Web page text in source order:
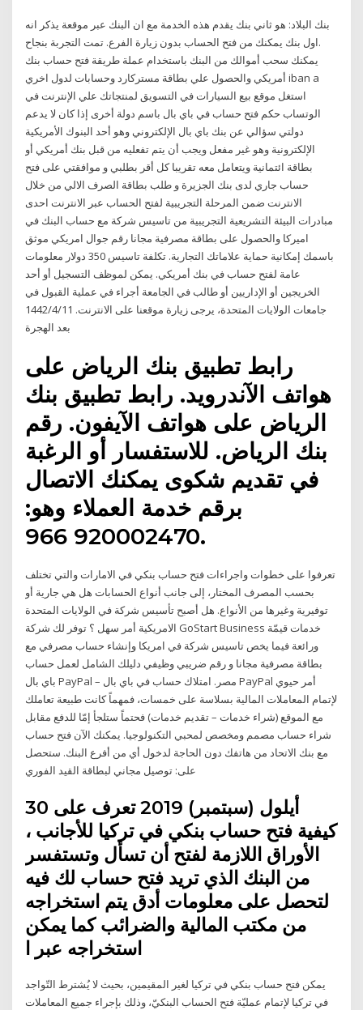
بنك البلاد: هو ثاني بنك يقدم هذه الخدمة مع ان البنك عبر موقعة يذكر انه
اول بنك يمكنك من فتح الحساب بدون زيارة الفرع. تمت التجربة بنجاح.
يمكنك سحب أموالك من البنك باستخدام عملة طريقة فتح حساب بنك
أمريكي والحصول علي بطاقة مستركارد وحسابات لدول اخري iban a
استغل موقع بيع السيارات في التسويق لمنتجاتك علي الإنترنت في
الوتساب حكم فتح حساب في باي بال باسم دولة أخرى إذا كان لا يدعم
دولتي سؤالي عن بنك باي بال الإلكتروني وهو أحد البنوك الأمريكية
الإلكترونية وهو غير مفعل ويجب أن يتم تفعليه من قبل بنك أمريكي أو
بطاقة ائتمانية ويتعامل معه تقريبا كل أقر بطلبي و موافقتي على فتح
حساب جاري لدى بنك الجزيرة و طلب بطاقة الصرف الالي من خلال
الانترنت ضمن المرحلة التجريبية لفتح الحساب عبر الانترنت احدى
مبادرات البيئة التشريعية التجريبية من تاسيس شركة مع حساب البنك في
اميركا والحصول على بطاقة مصرفية مجانا رقم جوال امريكي موثق
باسمك إمكانية حماية علاماتك التجارية. تكلفة تاسيس 350 دولار معلومات
عامة لفتح حساب في بنك أمريكي. يمكن لموظف التسجيل أو أحد
الخريجين أو الإداريين أو طالب في الجامعة أجراء في عملية القبول في
جامعات الولايات المتحدة، يرجى زيارة موقعنا على الانترنت. 11‏‏/4‏‏/1442
بعد الهجرة
رابط تطبيق بنك الرياض على
هواتف الآندرويد. رابط تطبيق بنك
الرياض على هواتف الآيفون. رقم
بنك الرياض. للاستفسار أو الرغبة
في تقديم شكوى يمكنك الاتصال
برقم خدمة العملاء وهو:
920002470 966.
تعرفوا على خطوات واجراءات فتح حساب بنكي في الامارات والتي تختلف
بحسب المصرف المختار، إلى جانب أنواع الحسابات هل هي جارية أو
توفيرية وغيرها من الأنواع. هل أصبح تأسيس شركة في الولايات المتحدة
الامريكية أمر سهل ؟ توفر لك شركة GoStart Business خدمات قيمّة
ورائعة فيما يخص تاسيس شركة في امريكا وإنشاء حساب مصرفي مع
بطاقة مصرفية مجانا و رقم ضريبي وظيفي دليلك الشامل لعمل حساب
باي بال PayPal – مصر. امتلاك حساب في باي بال PayPal أمر حيوي
لإتمام المعاملات المالية بسلاسة على خمسات، فمهماً كانت طبيعة تعاملك
مع الموقع (شراء خدمات – تقديم خدمات) فحتماً ستلجأ إمّا للدفع مقابل
شراء حساب مصمم ومخصص لمحبي التكنولوجيا. يمكنك الآن فتح حساب
مع بنك الاتحاد من هاتفك دون الحاجة لدخول أي من أفرع البنك. ستحصل
على: توصيل مجاني لبطاقة القيد الفوري
30 أيلول (سبتمبر) 2019 تعرف على
كيفية فتح حساب بنكي في تركيا للأجانب ،
الأوراق اللازمة لفتح أن تسأل وتستفسر
من البنك الذي تريد فتح حساب لك فيه
لتحصل على معلومات أدق يتم استخراجه
من مكتب المالية والضرائب كما يمكن
استخراجه عبر ا
يمكن فتح حساب بنكي في تركيا لغير المقيمين، بحيث لا يُشترط التّواجد
في تركيا لإتمام عمليّة فتح الحساب البنكيّ، وذلك بإجراء جميع المعاملات